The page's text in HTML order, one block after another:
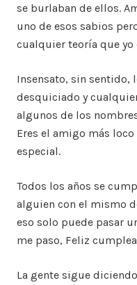
se burlaban de ellos.
uno de esos sabios
cualquier teoría que yo
Insensato, sin sentido,
desquiciado y
algunos de los
Eres el amigo más
especial.
Todos los años se
alguien con el mismo
eso solo puede pasar
me paso, Feliz
La gente sigue